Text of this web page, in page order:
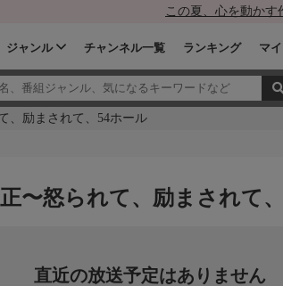
この夏、心を動かす
ジャンル チャンネル一覧 ランキング マ
、励まされて、54ホール
〜怒られて、励まされて
直近の放送予定はありません